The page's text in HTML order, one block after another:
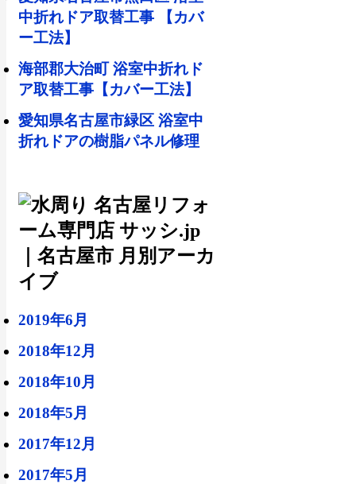
中折れドア取替工事 【カバ
ー工法】
海部郡大治町 浴室中折れド
ア取替工事【カバー工法】
愛知県名古屋市緑区 浴室中
折れドアの樹脂パネル修理
2019年6月
2018年12月
2018年10月
2018年5月
2017年12月
2017年5月